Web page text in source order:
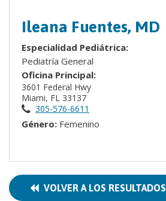
Ileana Fuentes, MD
Especialidad Pediátrica:
Pediatría General
Oficina Principal:
3601 Federal Hwy
Miami, FL 33137
305-576-6611
Género: Femenino
VOLVER A LOS RESULTADOS